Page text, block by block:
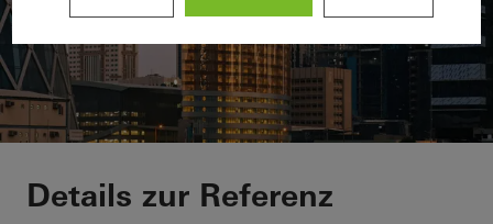
Navigation Tower
Details zur Referenz